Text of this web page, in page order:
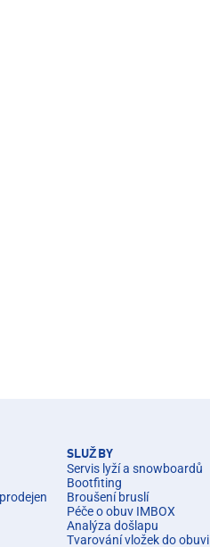
SLUŽBY
Servis lyží a snowboardů
Bootfiting
Broušení bruslí
Péče o obuv IMBOX
Analýza došlapu
Tvarování vložek do obuvi